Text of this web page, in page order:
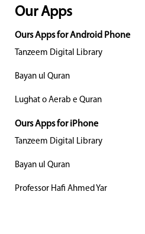
Our Apps
Ours Apps for Android Phone
Tanzeem Digital Library
Bayan ul Quran
Lughat o Aerab e Quran
Ours Apps for iPhone
Tanzeem Digital Library
Bayan ul Quran
Professor Hafi Ahmed Yar